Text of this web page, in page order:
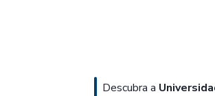
Descubra a